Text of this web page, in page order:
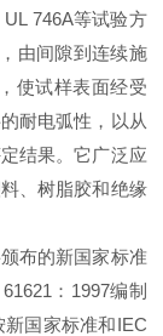
746A等试验方
由间隙到连续施
使试样表面经受
耐电弧性，以从
结果。它广泛应
、树脂胶和绝缘
布的新国家标准
：1997编制
国家标准和IEC